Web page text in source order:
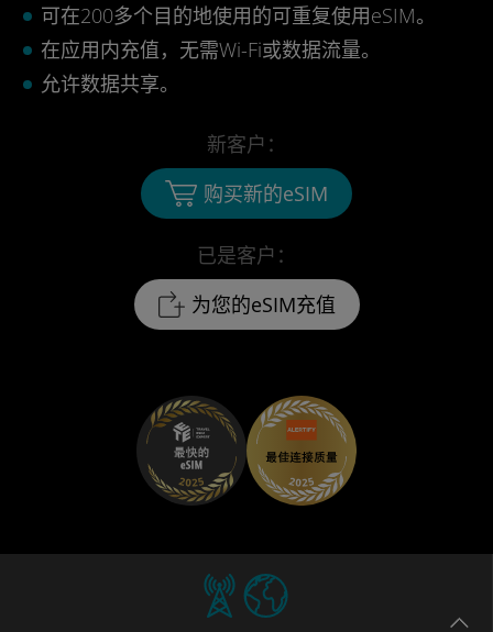
可在200多个目的地使用的可重复使用eSIM。
在应用内充值，无需Wi-Fi或数据流量。
允许数据共享。
已是客户：
为您的eSIM充值
新客户：
购买新的eSIM